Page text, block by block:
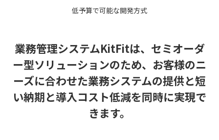
低予算で可能な開発方式
業務管理システムKitFitは、セミオーダ
ー型ソリューションのため、お客様のニ
ーズに合わせた業務システムの提供と短
い納期と導入コスト低減を同時に実現で
きます。